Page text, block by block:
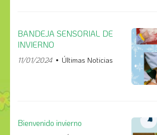
BANDEJA SENSORIAL DE
INVIERNO
11/01/2024 Últimas Noticias
Bienvenido invierno